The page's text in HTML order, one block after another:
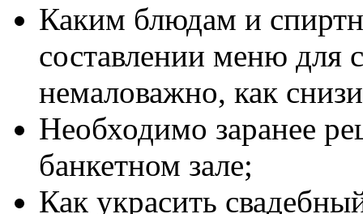
Каким блюдам и
составлении меню для
немаловажно, как
Необходимо заранее
банкетном зале;
Как украсить